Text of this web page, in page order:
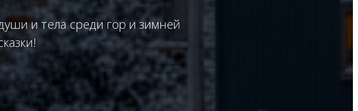
и тела среди гор и зимней